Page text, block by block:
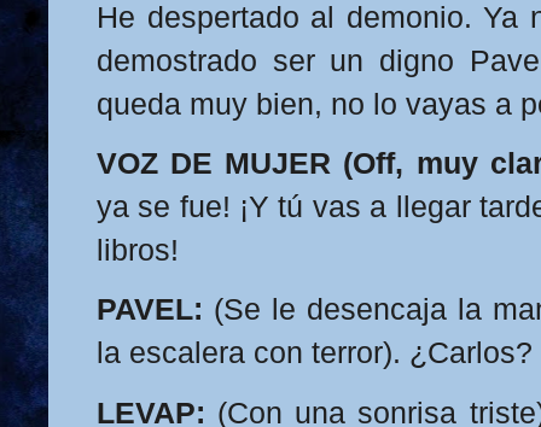
He despertado al demonio. Ya
demostrado ser un digno
queda muy bien, no lo vayas a
VOZ DE MUJER (Off, muy
ya se fue! ¡Y tú vas a llegar
libros!
PAVEL: (Se le desencaja la
la escalera con terror).
LEVAP: (Con una sonrisa